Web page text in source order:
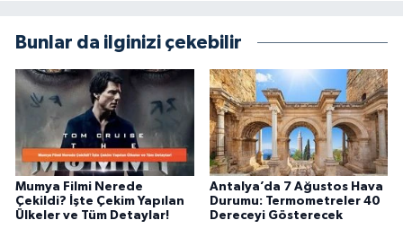
Bunlar da ilginizi çekebilir
Mumya Filmi Nerede
Çekildi? İşte Çekim Yapılan
Ülkeler ve Tüm Detaylar!
Antalya’da 7 Ağustos Hava
Durumu: Termometreler 40
Dereceyi Gösterecek